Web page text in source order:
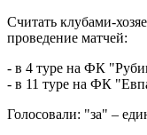
Считать клубами-
проведение матчей:
- в 4 туре на ФК
- в 11 туре на ФК
Голосовали: "за" –